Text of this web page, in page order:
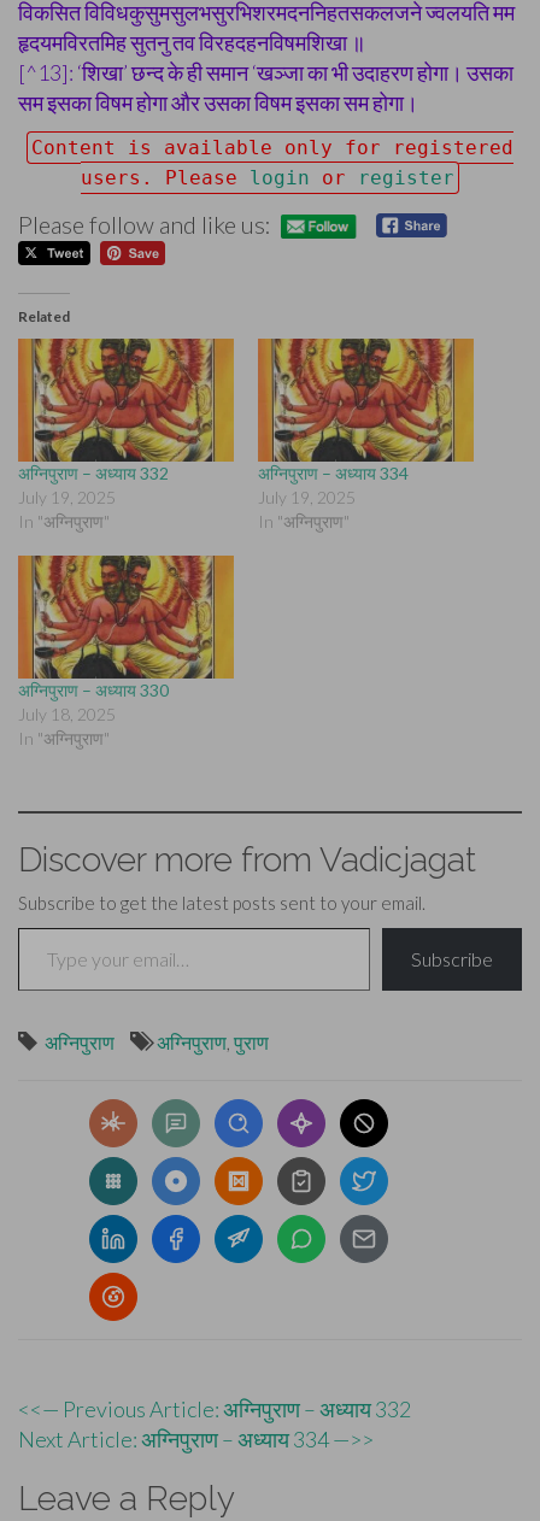
विकसित विविधकुसुमसुलभसुरभिशरमदननिहतसकलजने ज्वलयति मम
हृदयमविरतमिह सुतनु तव विरहदहनविषमशिखा ॥
[^13]: ‘शिखा’ छन्द के ही समान ‘खञ्जा का भी उदाहरण होगा। उसका
सम इसका विषम होगा और उसका विषम इसका सम होगा।
Content is available only for registered
users. Please login or register
Please follow and like us:
Related
अग्निपुराण – अध्याय 332
July 19, 2025
In "अग्निपुराण"
अग्निपुराण – अध्याय 334
July 19, 2025
In "अग्निपुराण"
अग्निपुराण – अध्याय 330
July 18, 2025
In "अग्निपुराण"
Discover more from Vadicjagat
Subscribe to get the latest posts sent to your email.
Type your email…
Subscribe
अग्निपुराण अग्निपुराण, पुराण
Post
navigation
<<— Previous Article: अग्निपुराण – अध्याय 332
Next Article: अग्निपुराण – अध्याय 334 —>>
Leave a Reply